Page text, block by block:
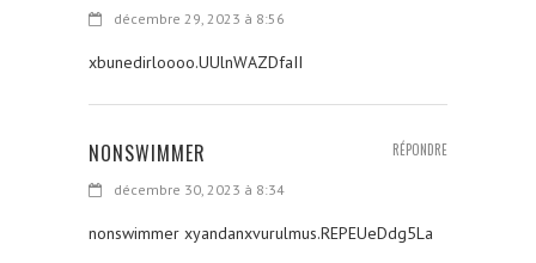
décembre 29, 2023 à 8:56
xbunedirloooo.UUlnWAZDfaII
NONSWIMMER
décembre 30, 2023 à 8:34
nonswimmer xyandanxvurulmus.REPEUeDdg5La
RÉPONDRE